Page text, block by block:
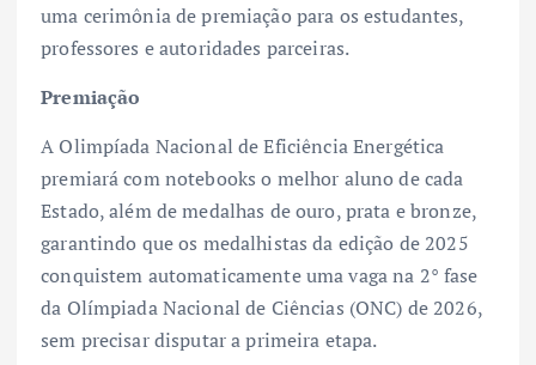
uma cerimônia de premiação para os estudantes,
professores e autoridades parceiras.
Premiação
A Olimpíada Nacional de Eficiência Energética
premiará com notebooks o melhor aluno de cada
Estado, além de medalhas de ouro, prata e bronze,
garantindo que os medalhistas da edição de 2025
conquistem automaticamente uma vaga na 2° fase
da Olímpiada Nacional de Ciências (ONC) de 2026,
sem precisar disputar a primeira etapa.